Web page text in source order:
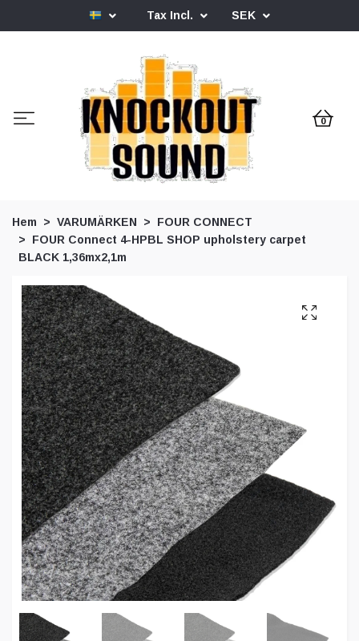
Tax Incl. SEK
0
Hem VARUMÄRKEN
FOUR CONNECT
FOUR Connect 4-HPBL SHOP upholstery carpet
BLACK 1,36mx2,1m